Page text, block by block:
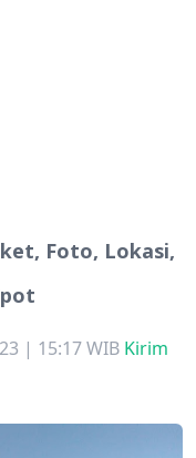
Foto, Lokasi,
| 15:17 WIB Kirim